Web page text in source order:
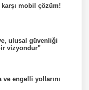
karşı mobil çözüm!
ulusal güvenliği
vizyondur"
ve engelli yollarını